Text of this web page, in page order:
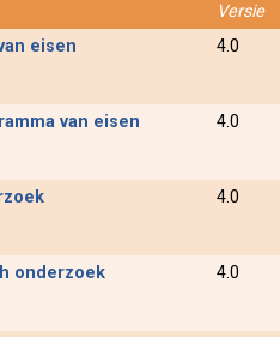
Versie
eisen
4.0
van eisen 4.0
4.0
onderzoek 4.0